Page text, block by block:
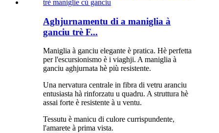
Aghjurnamentu di a maniglia à
ganciu trè F...
Maniglia à ganciu elegante è pratica. Hè perfetta
per l'escursionismo è i viaghji. A maniglia à
ganciu aghjurnata hè più resistente.
Una nervatura centrale in fibra di vetru aranciu
entusiasta hà rinforzatu u quadru. A struttura hè
assai forte è resistente à u ventu.
Tessutu è manicu di culore currispundente,
l'amarete à prima vista.